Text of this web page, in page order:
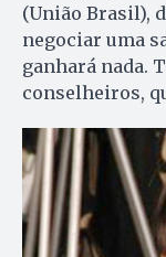
(União Brasil),
negociar uma
ganhará nada.
conselheiros,